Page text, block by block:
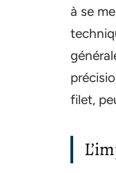
à se
filet,